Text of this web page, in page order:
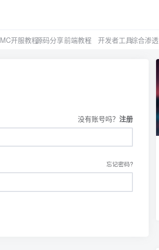
MC开服教程源码分享前端教程 开发者工具综合渗透
没有账号吗？ 注册
忘记密码?